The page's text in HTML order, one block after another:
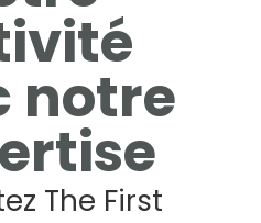
notre
The First